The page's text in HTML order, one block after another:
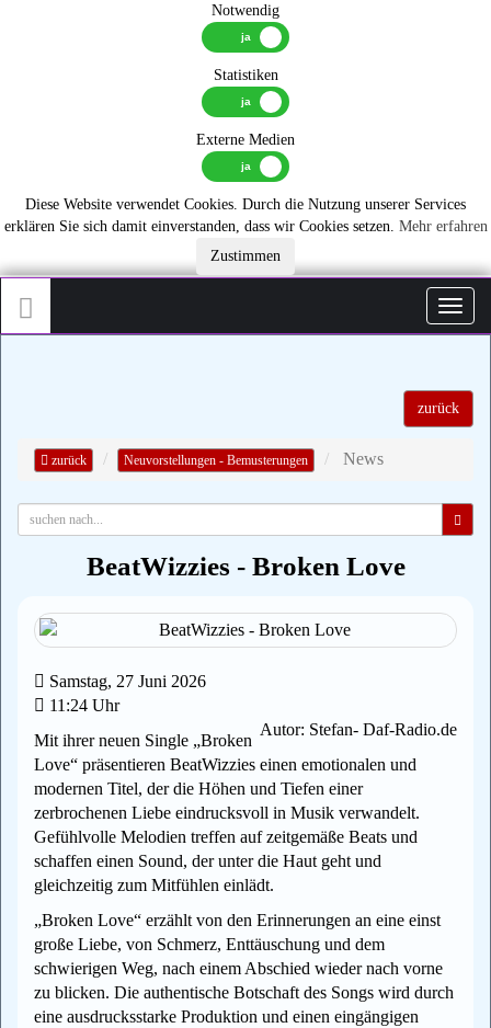
Notwendig
Statistiken
Externe Medien
Diese Website verwendet Cookies. Durch die Nutzung unserer Services
erklären Sie sich damit einverstanden, dass wir Cookies setzen. Mehr erfahren
Zustimmen
zurück
zurück Neuvorstellungen - Bemusterungen News
BeatWizzies - Broken Love
Samstag, 27 Juni 2026
11:24 Uhr
Autor: Stefan- Daf-Radio.de
Mit ihrer neuen Single „Broken
Love“ präsentieren BeatWizzies einen emotionalen und
modernen Titel, der die Höhen und Tiefen einer
zerbrochenen Liebe eindrucksvoll in Musik verwandelt.
Gefühlvolle Melodien treffen auf zeitgemäße Beats und
schaffen einen Sound, der unter die Haut geht und
gleichzeitig zum Mitfühlen einlädt.
„Broken Love“ erzählt von den Erinnerungen an eine einst
große Liebe, von Schmerz, Enttäuschung und dem
schwierigen Weg, nach einem Abschied wieder nach vorne
zu blicken. Die authentische Botschaft des Songs wird durch
eine ausdrucksstarke Produktion und einen eingängigen